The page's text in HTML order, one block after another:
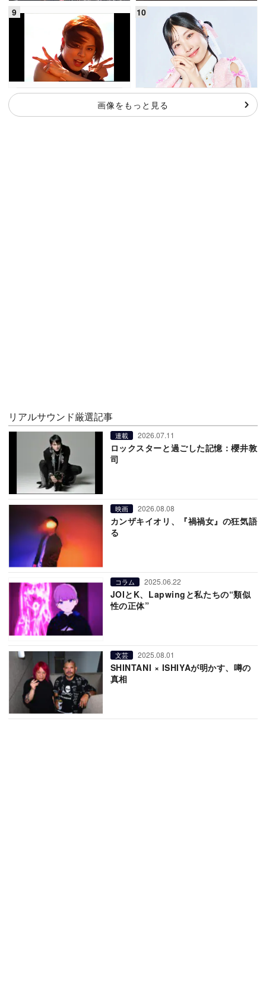
画像をもっと見る
リアルサウンド厳選記事
連載 2026.07.11
ロックスターと過ごした記憶：櫻井敦
司
映画 2026.08.08
カンザキイオリ、『禍禍女』の狂気語
る
コラム 2025.06.22
JOIとK、Lapwingと私たちの“類似
性の正体”
文芸 2025.08.01
SHINTANI × ISHIYAが明かす、噂の
真相